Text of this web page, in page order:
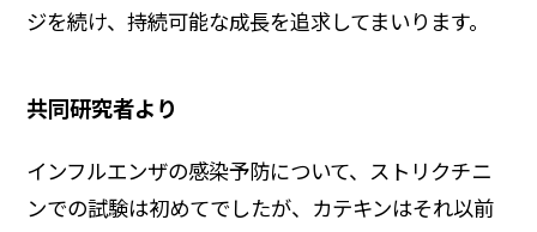
ジを続け、持続可能な成長を追求してまいります。
共同研究者より
インフルエンザの感染予防について、ストリクチニ
ンでの試験は初めてでしたが、カテキンはそれ以前